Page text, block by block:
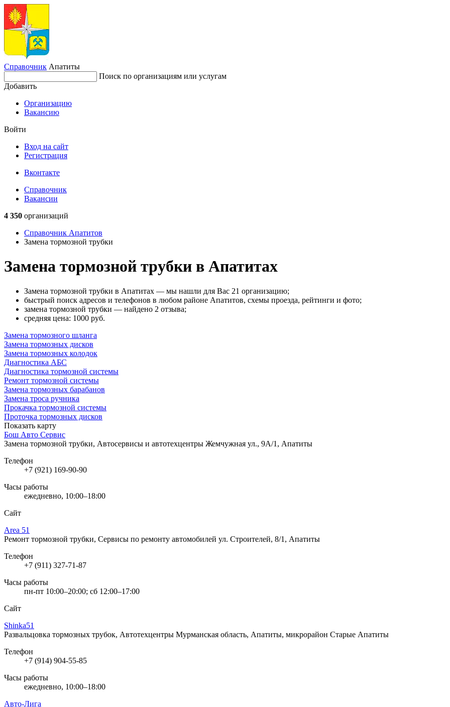
Справочник Апатиты
Поиск по организациям или услугам
Добавить
Организацию
Вакансию
Войти
Вход на сайт
Регистрация
Вконтакте
Справочник
Вакансии
4 350 организаций
Справочник Апатитов
Замена тормозной трубки
Замена тормозной трубки в Апатитах
Замена тормозной трубки в Апатитах — мы нашли для Вас 21 организацию;
быстрый поиск адресов и телефонов в любом районе Апатитов, схемы проезда, рейтинги и фото;
замена тормозной трубки — найдено 2 отзыва;
cредняя цена: 1000 руб.
Замена тормозного шланга
Замена тормозных дисков
Замена тормозных колодок
Диагностика АБС
Диагностика тормозной системы
Ремонт тормозной системы
Замена тормозных барабанов
Замена троса ручника
Прокачка тормозной системы
Проточка тормозных дисков
Показать карту
Бош Авто Сервис
Замена тормозной трубки, Автосервисы и автотехцентры Жемчужная ул., 9А/1, Апатиты
Телефон
+7 (921) 169-90-90
Часы работы
ежедневно, 10:00–18:00
Сайт
Area 51
Ремонт тормозной трубки, Сервисы по ремонту автомобилей ул. Строителей, 8/1, Апатиты
Телефон
+7 (911) 327-71-87
Часы работы
пн-пт 10:00–20:00; сб 12:00–17:00
Сайт
Shinka51
Развальцовка тормозных трубок, Автотехцентры Мурманская область, Апатиты, микрорайон Старые Апатиты
Телефон
+7 (914) 904-55-85
Часы работы
ежедневно, 10:00–18:00
Авто-Лига